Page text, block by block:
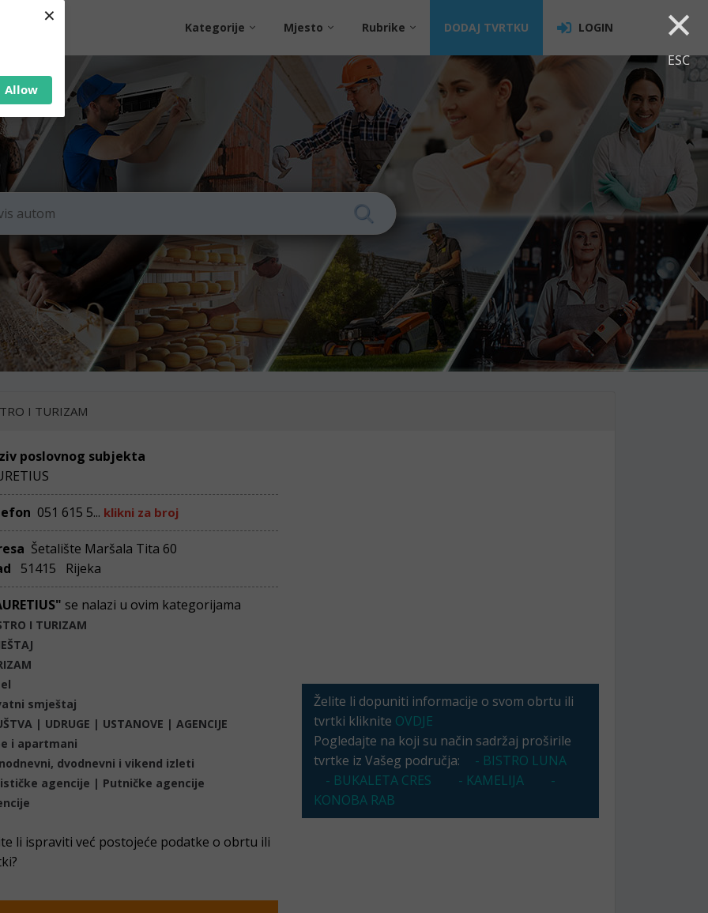
Allow
× ×
ESC
Kategorije Mjesto Rubrike DODAJ TVRTKU LOGIN
I TURIZAM
poslovnog subjekta
051 615 5... klikni za broj
Šetalište Maršala Tita 60
51415 Rijeka
se nalazi u ovim kategorijama
I TURIZAM
smještaj
| UDRUGE | USTANOVE | AGENCIJE
i apartmani
dvodnevni i vikend izleti
agencije | Putničke agencije
li ispraviti već postojeće podatke o obrtu ili
Želite li dopuniti informacije o svom obrtu ili
tvrtki kliknite OVDJE
Pogledajte na koji su način sadržaj proširile
tvrtke iz Vašeg područja:
- BISTRO LUNA
- BUKALETA CRES
- KAMELIJA
-
KONOBA RAB